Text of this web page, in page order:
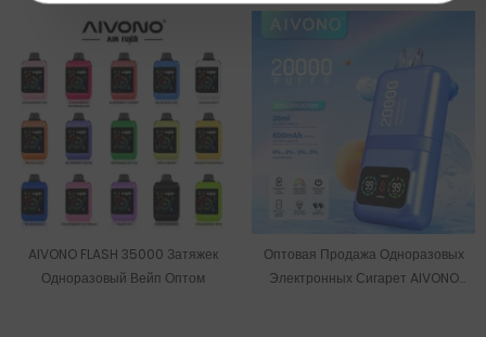
AIVONO FLASH 35000 Затяжек
Одноразовый Вейп Оптом
Оптовая Продажа Одноразовых
Электронных Сигарет AIVONO